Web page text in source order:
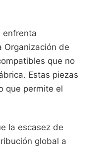
enfrenta
Organización de
que no
Estas piezas
que permite el
la escasez de
global a